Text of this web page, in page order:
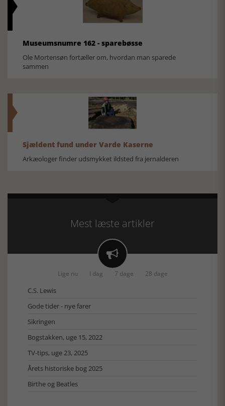
Museumsnumre 162 - sparebøsse
Ole Mortensøn fortæller om, hvordan man sparede
sammen
Sjældent fund under Varde Kaserne
Arkæologer finder udsmykket ildsted fra jernalderen
Mest læste artikler

Lige nu I dag 7 dage 28 dage
C.S. Lewis
Gode tider - nye farer
Sikringen
Bogstakken, uge 15, 2022
TV-tips, uge 23, 2025
Årets historiske bog 2025
Birthe og Beatles